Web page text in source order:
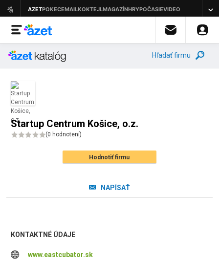
Hľadať firmu
Startup Centrum Košice, o.z.
(0 hodnotení)
Hodnotiť firmu
NAPÍSAŤ
KONTAKTNÉ ÚDAJE
www.eastcubator.sk